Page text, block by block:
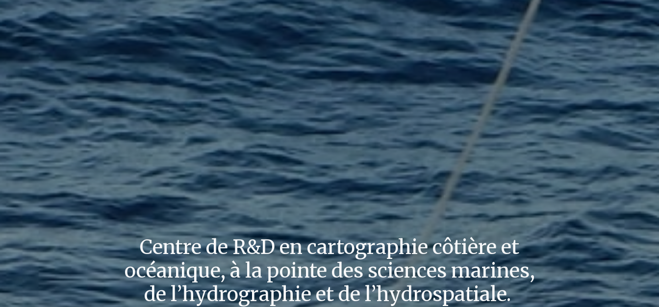
Centre de R&D en cartographie côtière et
océanique, à la pointe des sciences marines,
de l’hydrographie et de l’hydrospatiale.